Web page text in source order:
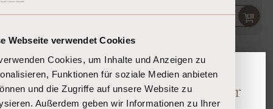
Webseite verwendet Cookies
Cookies, um Inhalte und Anzeigen zu
Funktionen für soziale Medien anbieten
und die Zugriffe auf unsere Website zu
Außerdem geben wir Informationen zu Ihrer
Bitte bestätigen Sie Ihr Alter
Stückpreisper
Robert
96
James
97
Catena Zapata
Chardonnay Adriana White
Stones 2023